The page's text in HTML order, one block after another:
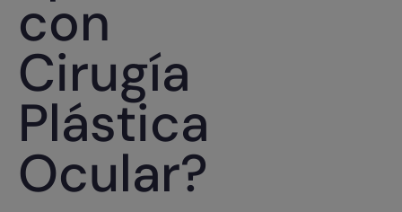
con
Cirugía
Plástica
Ocular?